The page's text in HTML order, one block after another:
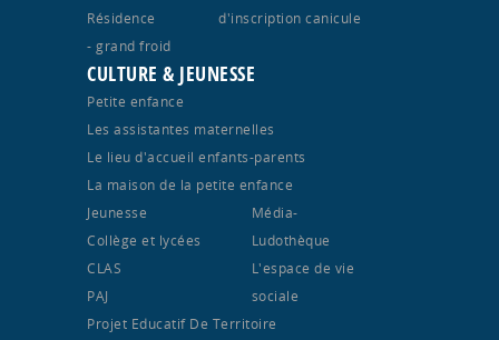
Résidence
d'inscription canicule
- grand froid
CULTURE & JEUNESSE
Petite enfance
Les assistantes maternelles
Le lieu d'accueil enfants-parents
La maison de la petite enfance
Jeunesse
Collège et lycées
CLAS
PAJ
Média-
Ludothèque
Projet Educatif De Territoire
L'espace de vie
sociale